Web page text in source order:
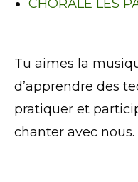
CHORALE LES
Tu aimes la
d’apprendre des
pratiquer et
chanter avec nous.